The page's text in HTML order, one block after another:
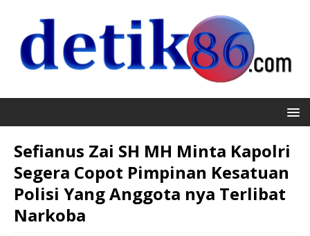
Sefianus Zai SH MH Minta Kapolri
Segera Copot Pimpinan Kesatuan
Polisi Yang Anggota nya Terlibat
Narkoba